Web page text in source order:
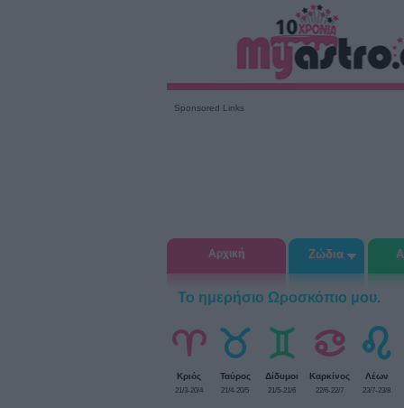
Sponsored Links
Αρχική Ζώδια
Το ημερήσιο Ωροσκόπιο μου.
Κριός
21/3-20/4
Ταύρος
21/4-20/5
Δίδυμοι
21/5-21/6
Καρκίνος
22/6-22/7
Λέων
23/7-23/8